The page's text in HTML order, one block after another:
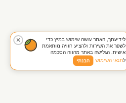
✕
לידיעתך, האתר עושה שימוש במיץ כדי
לשפר את השירות ולהציע חוויה מותאמת
אישית. הגלישה באתר מהווה הסכמה
לתנאי השימוש הבנתי